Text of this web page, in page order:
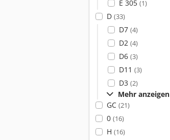
E 305 (1)
D (33)
D7 (4)
D2 (4)
D6 (3)
D11 (3)
D3 (2)
Mehr anzeigen
GC (21)
0 (16)
H (16)